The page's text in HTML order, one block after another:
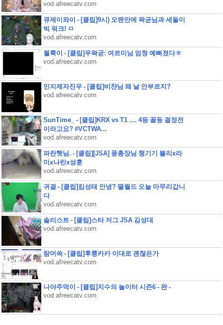
vod.afreecatv.com
큐제이와이 - [클립]9시) 오랜만에 왁굳님과 세돌이
빅 워크! ㅁ
vod.afreecatv.com
월룩이 - [클립]우왁굳: 여르미님 엄청 예뻐졌다ㅎ
vod.afreecatv.com
민지제자진우 - [클립]비챤님 왜 날 안부르지?
vod.afreecatv.com
SunTime_ - [클립]KRX vs T1 .... 4등 꼴등 결정전
이라고요? #VCTWA...
vod.afreecatv.com
파란햇님. - [클립][JSA] 풍총장님 챙기기 블리x라
미x나린x성훈
vod.afreecatv.com
귀결 - [클립]킴성태 안녕? 팰월드 오늘 마무리갑니
다
vod.afreecatv.com
솔리스트 - [클립]스타 저그 JSA 김성대
vod.afreecatv.com
람머쓱 - [클립]후룽카카 이대로 괜찮은가
vod.afreecatv.com
나야주먹이 - [클립]지수의 놀이터 시즌6 - 완 -
vod.afreecatv.com